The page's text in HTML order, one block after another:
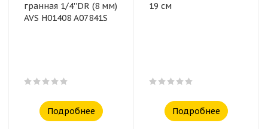
гранная 1/4''DR (8 мм)
AVS H01408 A07841S
Подробнее
19 см
Подробнее